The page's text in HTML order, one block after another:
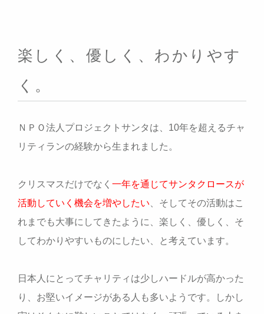
楽しく、優しく、わかりやす
く。
ＮＰＯ法人プロジェクトサンタは、10年を超えるチャ
リティランの経験から生まれました。
クリスマスだけでなく 一年を通じてサンタクロースが
活動していく機会を増やしたい 、そしてその活動はこ
れまでも大事にしてきたように、楽しく、優しく、そ
してわかりやすいものにしたい、と考えています。
日本人にとってチャリティは少しハードルが高かった
り、お堅いイメージがある人も多いようです。しかし